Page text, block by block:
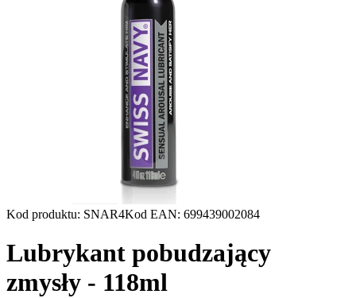
Kod produktu: SNAR4Kod EAN: 699439002084
Lubrykant pobudzający
zmysły - 118ml